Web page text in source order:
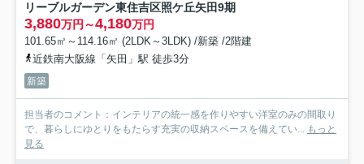
リーブルガーデン東住吉区照ケ丘矢田9期
3,880万円～4,180万円
101.65㎡～114.16㎡ (2LDK～3LDK) /新築 /2階建
近鉄南大阪線「矢田」駅 徒歩3分
新築
担当者のコメント：インテリアの統一感を作りやすい洋室のみの間取り
で、暮らしにゆとりをもたらす充実の収納スペースを備えてい... もっと
見る